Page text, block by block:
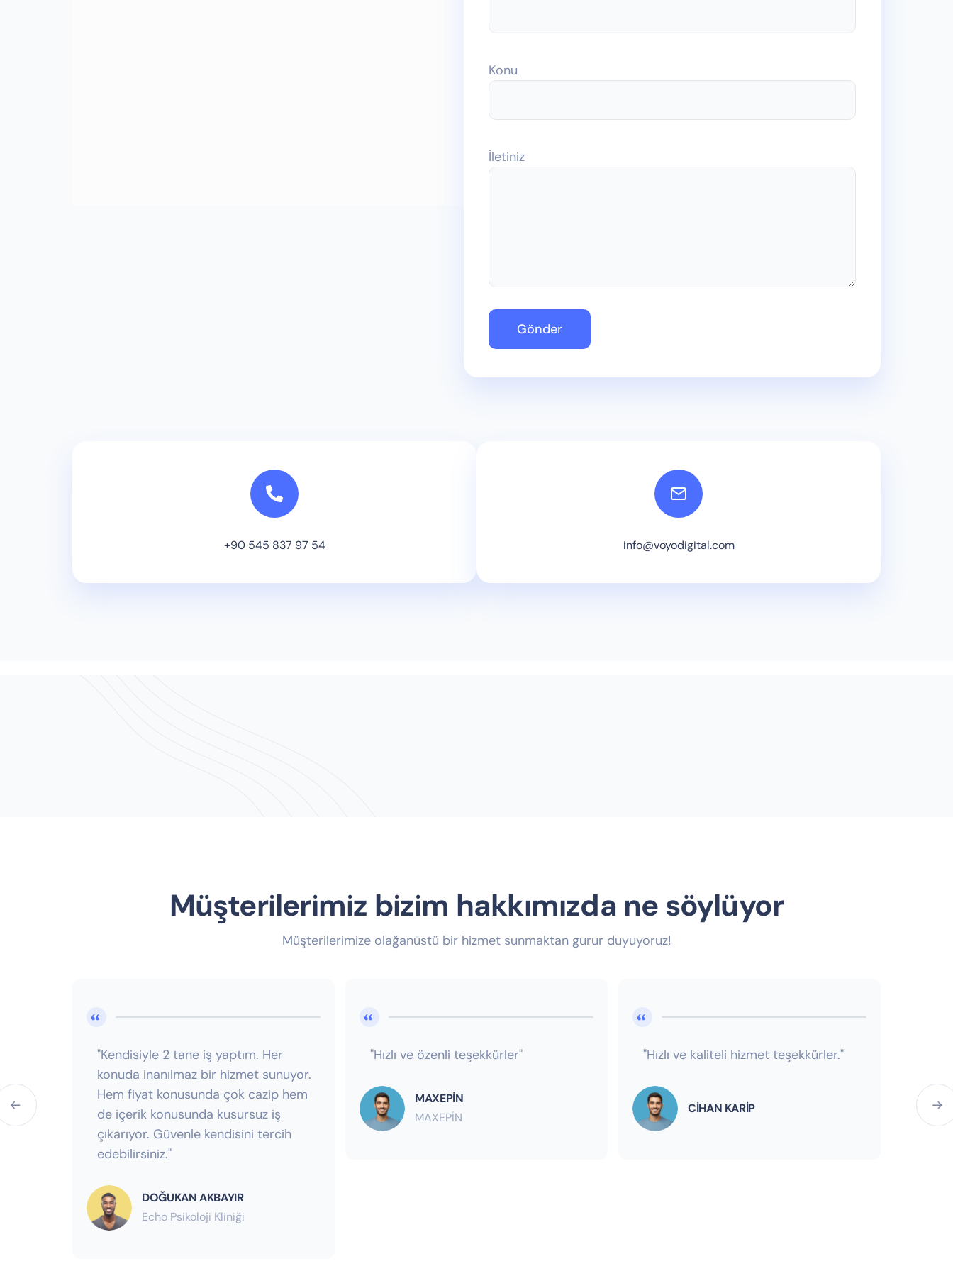
Konu
İletiniz
+90 545 837 97 54 info@voyodigital.com
Müşterilerimiz bizim hakkımızda ne söylüyor
Müşterilerimize olağanüstü bir hizmet sunmaktan gurur duyuyoruz!
"Kendisiyle 2 tane iş yaptım. Her
konuda inanılmaz bir hizmet sunuyor.
Hem fiyat konusunda çok cazip hem
de içerik konusunda kusursuz iş
çıkarıyor. Güvenle kendisini tercih
edebilirsiniz."
DOĞUKAN AKBAYIR
Echo Psikoloji Kliniği
"Hızlı ve özenli teşekkürler"
MAXEPİN
MAXEPİN
"Hızlı ve kaliteli hizmet teşekkürler."
CİHAN KARİP